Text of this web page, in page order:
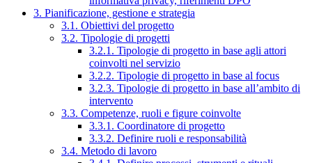
3. Pianificazione, gestione e strategia
3.1. Obiettivi del progetto
3.2. Tipologie di progetti
3.2.1. Tipologie di progetto in base agli attori
coinvolti nel servizio
3.2.2. Tipologie di progetto in base al focus
3.2.3. Tipologie di progetto in base all’ambito di
intervento
3.3. Competenze, ruoli e figure coinvolte
3.3.1. Coordinatore di progetto
3.3.2. Definire ruoli e responsabilità
3.4. Metodo di lavoro